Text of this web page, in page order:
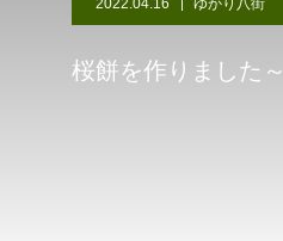
2022.04.16 ゆかり八街
桜餅を作りました～